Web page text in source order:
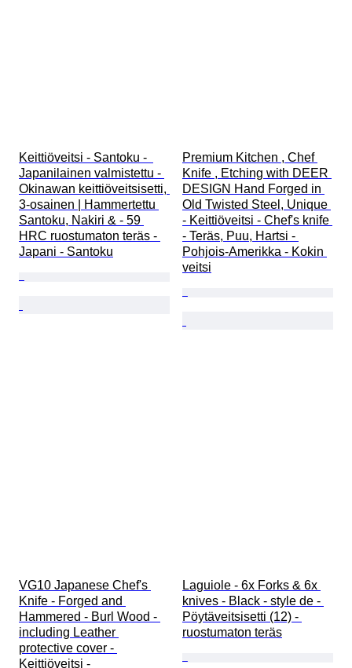
Keittiöveitsi - Santoku -
Japanilainen valmistettu -
Okinawan keittiöveitsisetti,
3-osainen | Hammertettu
Santoku, Nakiri & - 59
HRC ruostumaton teräs -
Japani - Santoku
Premium Kitchen , Chef
Knife , Etching with DEER
DESIGN Hand Forged in
Old Twisted Steel, Unique
- Keittiöveitsi - Chef's knife
- Teräs, Puu, Hartsi -
Pohjois-Amerikka - Kokin
veitsi
VG10 Japanese Chef's
Knife - Forged and
Hammered - Burl Wood -
including Leather
protective cover -
Keittiöveitsi -
Laguiole - 6x Forks & 6x
knives - Black - style de -
Pöytäveitsisetti (12) -
ruostumaton teräs